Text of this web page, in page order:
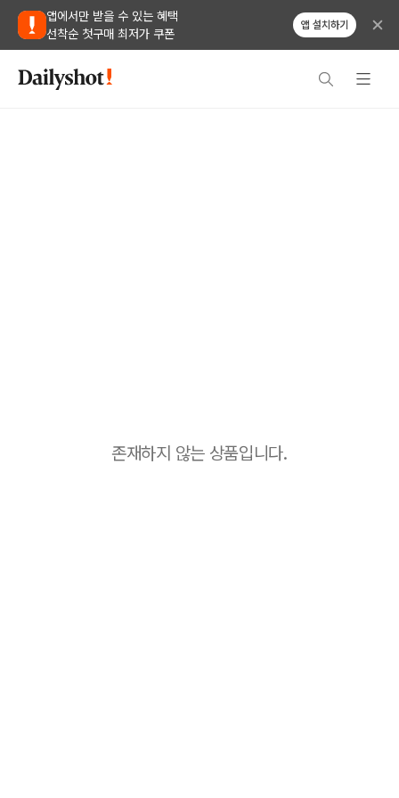
앱에서만 받을 수 있는 혜택
선착순 첫구매 최저가 쿠폰
앱 설치하기
존재하지 않는 상품입니다.